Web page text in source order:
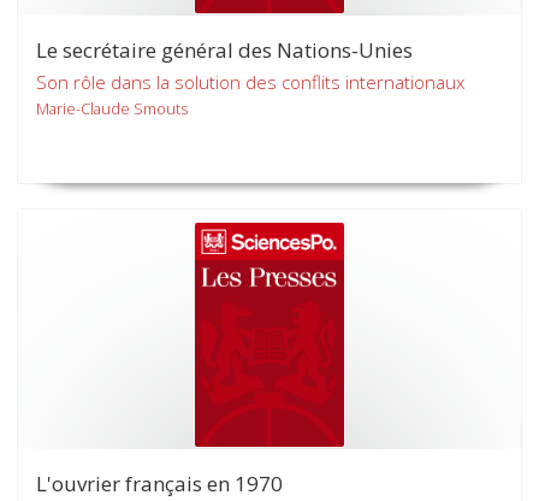
Le secrétaire général des Nations-Unies
Son rôle dans la solution des conflits internationaux
Marie-Claude Smouts
L'ouvrier français en 1970